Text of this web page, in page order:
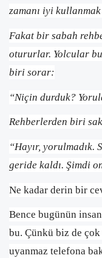
zamanı iyi
Fakat bir sabah
otururlar. Yolcular
biri sorar:
“Niçin durduk?
Rehberlerden biri
“Hayır, yorulmadık.
geride kaldı. Şimdi
Ne kadar derin bir
Bence bugünün
bu. Çünkü biz de çok
uyanmaz telefona